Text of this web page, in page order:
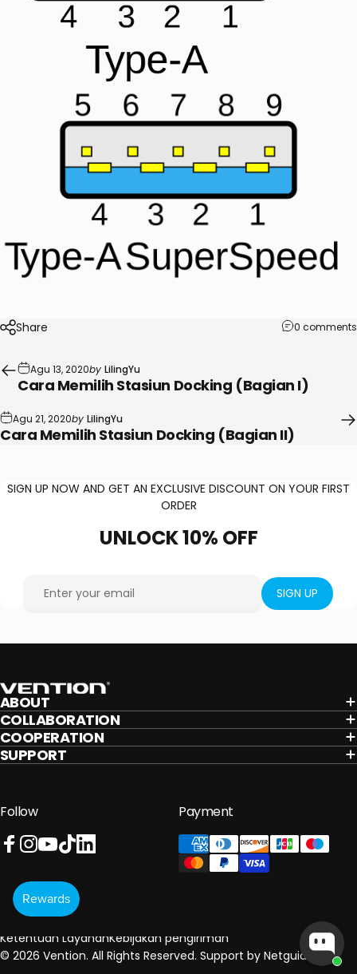
Share 0 comments
Agu 13, 2020by LilingYu
Cara Memilih Stasiun Docking (Bagian I)
Agu 21, 2020by LilingYu
Cara Memilih Stasiun Docking (Bagian II)
SIGN UP NOW AND GET AN EXCLUSIVE DISCOUNT ON YOUR FIRST
ORDER
UNLOCK10% OFF
Enter your email SIGN UP
Vention
ABOUT
COLLABORATION
COOPERATION
SUPPORT
Follow Payment
© 2026 Vention. All Rights Reserved. Support by Netguider
Kebijakan pengembalian uang
Ketentuan LayananKebijakan pengiriman